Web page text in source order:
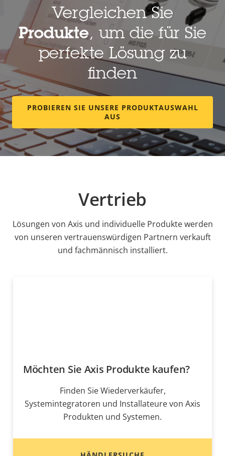
Vergleichen Sie
Produkte, um die für Sie
perfekte Lösung zu
finden
PROBIEREN SIE UNSERE PRODUKTAUSWAHL
AUS
Vertrieb
Lösungen von Axis und individuelle Produkte werden
von unseren vertrauenswürdigen Partnern verkauft
und fachmännisch installiert.
Möchten Sie Axis Produkte kaufen?
Finden Sie Wiederverkäufer,
Systemintegratoren und Installateure von Axis
Produkten und Systemen.